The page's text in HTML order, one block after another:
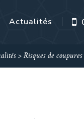
Actualités
> Risques de